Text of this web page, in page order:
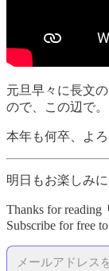
元旦早々に長文
ので、この辺で。
本年も何卒、よ
明日もお楽しみに
Thanks for
Subscribe for free